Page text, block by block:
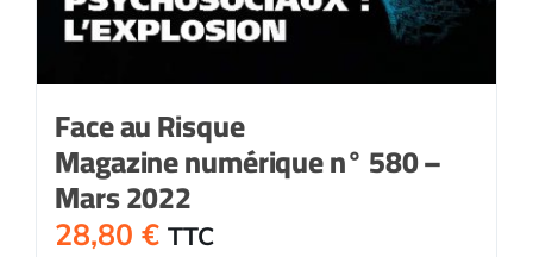
Face au Risque
Magazine numérique n° 580 –
Mars 2022
28,80 € TTC